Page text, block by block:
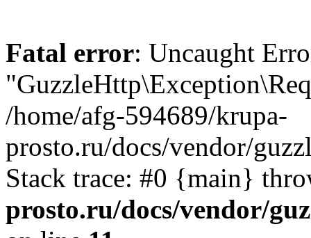
Fatal error: Uncaught
/home/afg-594689/krupa-
prosto.ru/docs/vendor/
Stack trace: #0 {main}
prosto.ru/docs/vendor/